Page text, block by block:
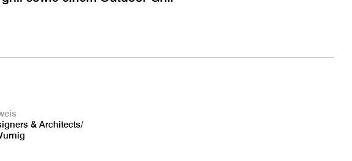
& Architects/